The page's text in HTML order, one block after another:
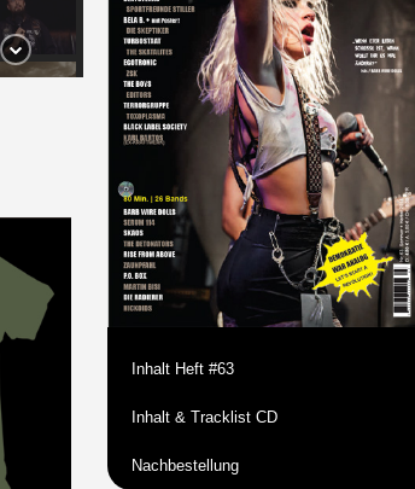
Inhalt Heft #63
Inhalt & Tracklist CD
Nachbestellung